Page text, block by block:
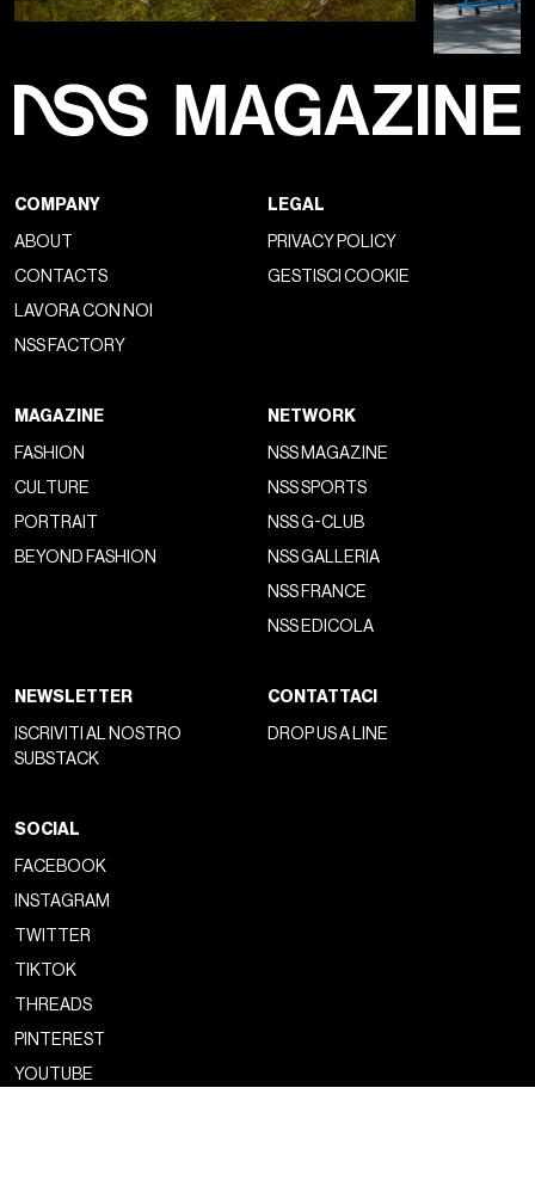
COMPANY
ABOUT
CONTACTS
LAVORA CON NOI
NSS FACTORY
LEGAL
PRIVACY POLICY
GESTISCI COOKIE
MAGAZINE
FASHION
CULTURE
PORTRAIT
BEYOND FASHION
NETWORK
NSS MAGAZINE
NSS SPORTS
NSS G-CLUB
NSS GALLERIA
NSS FRANCE
NSS EDICOLA
NEWSLETTER
ISCRIVITI AL NOSTRO
SUBSTACK
CONTATTACI
DROP US A LINE
SOCIAL
FACEBOOK
INSTAGRAM
TWITTER
TIKTOK
THREADS
PINTEREST
YOUTUBE